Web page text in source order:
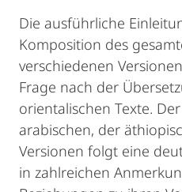
Die ausführliche
Komposition des
verschiedenen
Frage nach der
orientalischen Texte.
arabischen, der
Versionen folgt eine
in zahlreichen